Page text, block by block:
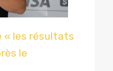
« les résultats
le